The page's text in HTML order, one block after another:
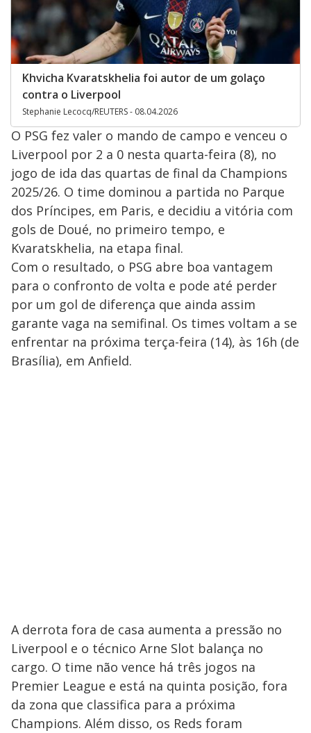
Khvicha Kvaratskhelia foi autor de um golaço
contra o Liverpool
Stephanie Lecocq/REUTERS - 08.04.2026
O PSG fez valer o mando de campo e venceu o
Liverpool por 2 a 0 nesta quarta-feira (8), no
jogo de ida das quartas de final da Champions
2025/26. O time dominou a partida no Parque
dos Príncipes, em Paris, e decidiu a vitória com
gols de Doué, no primeiro tempo, e
Kvaratskhelia, na etapa final.
Com o resultado, o PSG abre boa vantagem
para o confronto de volta e pode até perder
por um gol de diferença que ainda assim
garante vaga na semifinal. Os times voltam a se
enfrentar na próxima terça-feira (14), às 16h (de
Brasília), em Anfield.
A derrota fora de casa aumenta a pressão no
Liverpool e o técnico Arne Slot balança no
cargo. O time não vence há três jogos na
Premier League e está na quinta posição, fora
da zona que classifica para a próxima
Champions. Além disso, os Reds foram